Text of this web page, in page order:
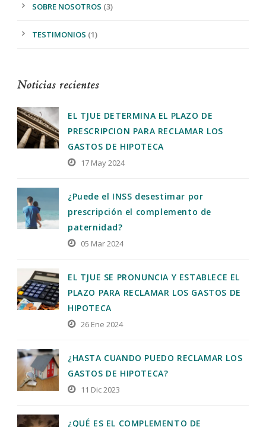
SOBRE NOSOTROS (3)
TESTIMONIOS (1)
Noticias recientes
EL TJUE DETERMINA EL PLAZO DE
PRESCRIPCION PARA RECLAMAR LOS
GASTOS DE HIPOTECA
17 May 2024
¿Puede el INSS desestimar por
prescripción el complemento de
paternidad?
05 Mar 2024
EL TJUE SE PRONUNCIA Y ESTABLECE EL
PLAZO PARA RECLAMAR LOS GASTOS DE
HIPOTECA
26 Ene 2024
¿HASTA CUANDO PUEDO RECLAMAR LOS
GASTOS DE HIPOTECA?
11 Dic 2023
¿QUÉ ES EL COMPLEMENTO DE